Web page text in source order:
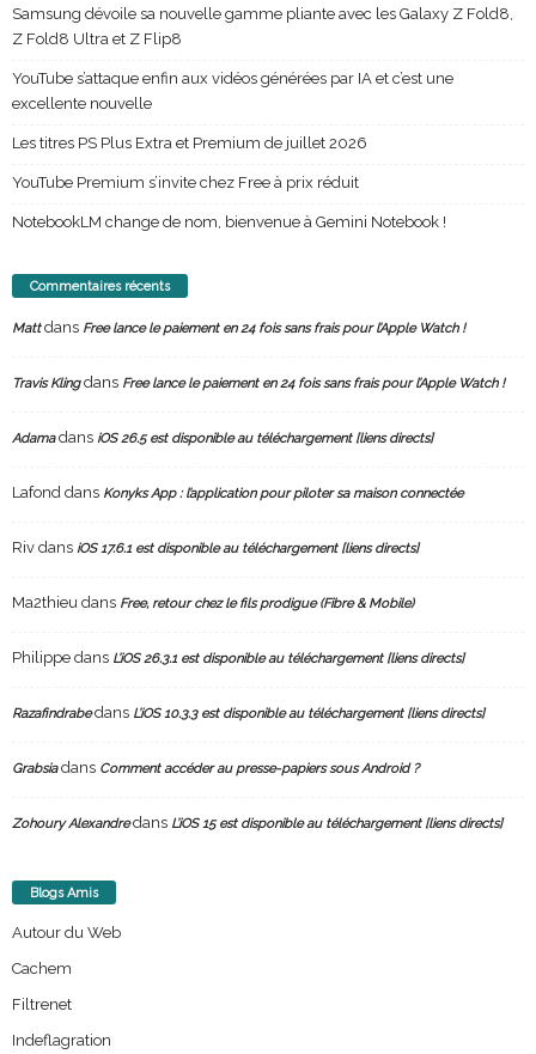
Samsung dévoile sa nouvelle gamme pliante avec les Galaxy Z Fold8,
Z Fold8 Ultra et Z Flip8
YouTube s’attaque enfin aux vidéos générées par IA et c’est une
excellente nouvelle
Les titres PS Plus Extra et Premium de juillet 2026
YouTube Premium s’invite chez Free à prix réduit
NotebookLM change de nom, bienvenue à Gemini Notebook !
Commentaires récents
Mattdans Free lance le paiement en 24 fois sans frais pour l’Apple Watch !
Travis Klingdans Free lance le paiement en 24 fois sans frais pour l’Apple Watch !
Adamadans iOS 26.5 est disponible au téléchargement [liens directs]
Lafond dans Konyks App : l’application pour piloter sa maison connectée
Riv dans iOS 17.6.1 est disponible au téléchargement [liens directs]
Ma2thieu dans Free, retour chez le fils prodigue (Fibre & Mobile)
Philippe dans L’iOS 26.3.1 est disponible au téléchargement [liens directs]
Razafindrabedans L’iOS 10.3.3 est disponible au téléchargement [liens directs]
Grabsiadans Comment accéder au presse-papiers sous Android ?
Zohoury Alexandredans L’iOS 15 est disponible au téléchargement [liens directs]
Blogs Amis
Autour du Web
Cachem
Filtrenet
Indeflagration